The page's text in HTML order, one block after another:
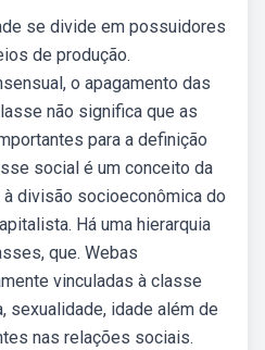
se divide em possuidores
de produção.
o apagamento das
não significa que as
para a definição
social é um conceito da
divisão socioeconômica do
Há uma hierarquia
que. Webas
vinculadas à classe
sexualidade, idade além de
nas relações sociais.